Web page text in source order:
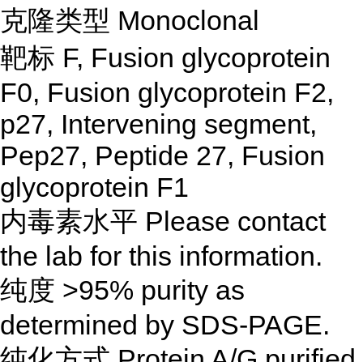
克隆类型 Monoclonal
靶标 F, Fusion glycoprotein
F0, Fusion glycoprotein F2,
p27, Intervening segment,
Pep27, Peptide 27, Fusion
glycoprotein F1
内毒素水平 Please contact
the lab for this information.
纯度 >95% purity as
determined by SDS-PAGE.